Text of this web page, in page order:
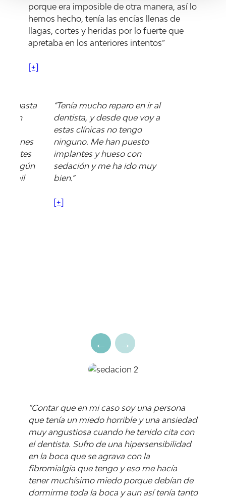
porque era imposible de otra manera, así lo
hemos hecho, tenía las encías llenas de
llagas, cortes y heridas por lo fuerte que
apretaba en los anteriores intentos”
[+]
hasta
han
lunes
dientes
ningún
y mil
“Tenía mucho reparo en ir al
dentista, y desde que voy a
estas clínicas no tengo
ninguno. Me han puesto
implantes y hueso con
sedación y me ha ido muy
bien.”
[+]
“Contar que en mi caso soy una persona
que tenía un miedo horrible y una ansiedad
muy angustiosa cuando he tenido cita con
el dentista. Sufro de una hipersensibilidad
en la boca que se agrava con la
fibromialgia que tengo y eso me hacía
tener muchísimo miedo porque debían de
dormirme toda la boca y aun así tenía tanto